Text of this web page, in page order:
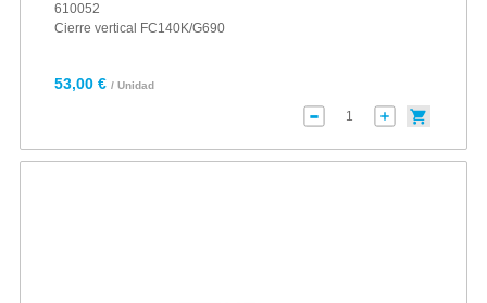
610052
Cierre vertical FC140K/G690
53,00 € / Unidad